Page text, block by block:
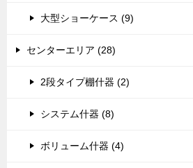
大型ショーケース (9)
センターエリア (28)
2段タイプ棚什器 (2)
システム什器 (8)
ボリューム什器 (4)